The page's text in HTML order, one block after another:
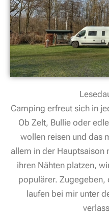
Camping erfreut sich in
Ob Zelt, Bullie oder
wollen reisen und das
allem in der Hauptsaison
ihren Nähten platzen,
populärer. Zugegeben,
laufen bei mir unter